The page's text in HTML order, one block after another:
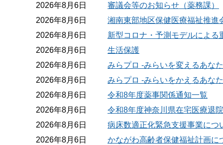
2026年8月6日
審議会等のお知らせ（薬務課）
2026年8月6日
湘南東部地区保健医療福祉推進
2026年8月6日
新型コロナ・予測モデルによ
2026年8月6日
生活保護
2026年8月6日
みらプロ -みらいを変えるあな
2026年8月6日
みらプロ -みらいをかえるあな
2026年8月6日
令和8年度薬事関係通知一覧
2026年8月6日
令和8年度神奈川県在宅医療退
2026年8月6日
病床数適正化緊急支援事業につ
2026年8月6日
かながわ高齢者保健福祉計画